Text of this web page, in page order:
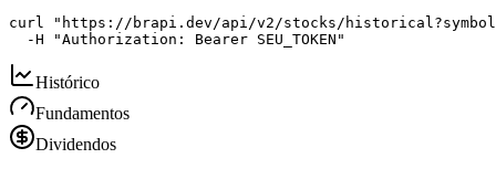
curl "https://brapi.dev/api/v2/stocks/
  -H "Authorization: Bearer SEU_TOKEN"
Histórico
Fundamentos
Dividendos